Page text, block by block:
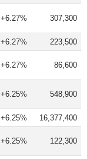
+6.27% 307,300
+6.27% 223,500
+6.27% 86,600
+6.25% 548,900
+6.25% 16,377,400
+6.25% 122,300